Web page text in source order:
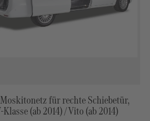
für rechte Schiebetür,
(ab 2014) / Vito (ab 2014)